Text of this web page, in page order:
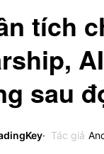
tích
sau
Tác giả